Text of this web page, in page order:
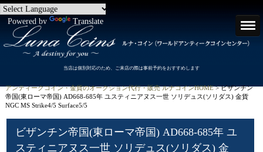
Powered by Translate
当店は個別対応のため、ご来店の際は事前予約をおすすめします
アンティークコイン・金貨のオークション代行・販売 ルナコインHOME> ビザンチン
帝国(東ローマ帝国) AD668-685年 ユスティニアヌス一世 ソリデュス(ソリダス) 金貨
NGC MS Strike4/5 Surface5/5
ビザンチン帝国(東ローマ帝国) AD668-685年 ユ
スティニアヌス一世 ソリデュス(ソリダス) 金